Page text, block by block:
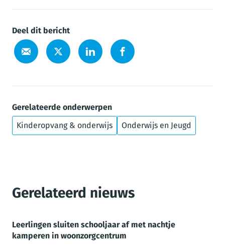
Deel dit bericht
Gerelateerde onderwerpen
Kinderopvang & onderwijs
Onderwijs en Jeugd
Gerelateerd nieuws
Leerlingen sluiten schooljaar af met nachtje
kamperen in woonzorgcentrum